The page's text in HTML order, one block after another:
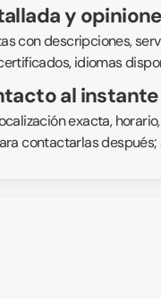
y
con descripciones,
idiomas
al instante
exacta,
contactarlas